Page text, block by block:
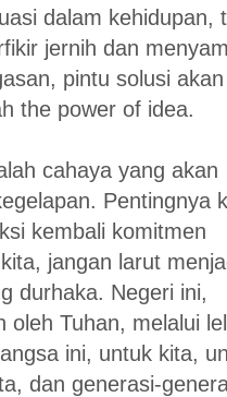
dalam kehidupan,
jernih dan
pintu solusi akan
the power of idea.
cahaya yang akan
Pentingnya
kembali komitmen
jangan larut
durhaka. Negeri ini,
oleh Tuhan, melalui
ini, untuk kita,
dan generasi-